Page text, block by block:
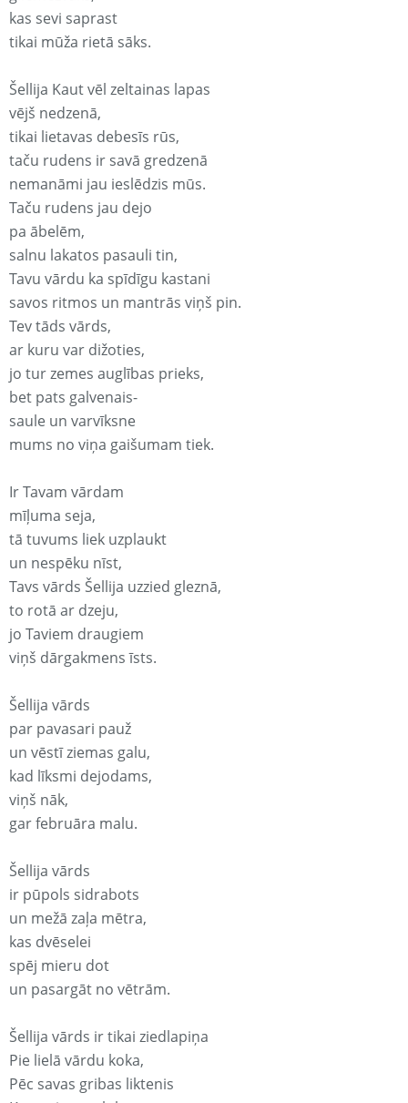
kas sevi saprast
tikai mūža rietā sāks.
Šellija Kaut vēl zeltainas lapas
vējš nedzenā,
tikai lietavas debesīs rūs,
taču rudens ir savā gredzenā
nemanāmi jau ieslēdzis mūs.
Taču rudens jau dejo
pa ābelēm,
salnu lakatos pasauli tin,
Tavu vārdu ka spīdīgu kastani
savos ritmos un mantrās viņš pin.
Tev tāds vārds,
ar kuru var dižoties,
jo tur zemes auglības prieks,
bet pats galvenais-
saule un varvīksne
mums no viņa gaišumam tiek.
Ir Tavam vārdam
mīļuma seja,
tā tuvums liek uzplaukt
un nespēku nīst,
Tavs vārds Šellija uzzied gleznā,
to rotā ar dzeju,
jo Taviem draugiem
viņš dārgakmens īsts.
Šellija vārds
par pavasari pauž
un vēstī ziemas galu,
kad līksmi dejodams,
viņš nāk,
gar februāra malu.
Šellija vārds
ir pūpols sidrabots
un mežā zaļa mētra,
kas dvēselei
spēj mieru dot
un pasargāt no vētrām.
Šellija vārds ir tikai ziedlapiņa
Pie lielā vārdu koka,
Pēc savas gribas liktenis